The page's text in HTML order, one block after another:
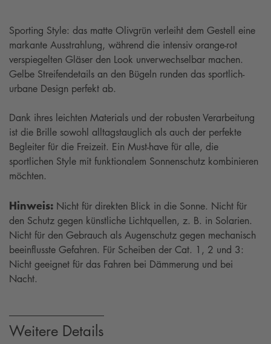
Sporting Style: das matte Olivgrün verleiht dem Gestell eine
markante Ausstrahlung, während die intensiv orange-rot
verspiegelten Gläser den Look unverwechselbar machen.
Gelbe Streifendetails an den Bügeln runden das sportlich-
urbane Design perfekt ab.
Dank ihres leichten Materials und der robusten Verarbeitung
ist die Brille sowohl alltagstauglich als auch der perfekte
Begleiter für die Freizeit. Ein Must-have für alle, die
sportlichen Style mit funktionalem Sonnenschutz kombinieren
möchten.
Hinweis: Nicht für direkten Blick in die Sonne. Nicht für
den Schutz gegen künstliche Lichtquellen, z. B. in Solarien.
Nicht für den Gebrauch als Augenschutz gegen mechanisch
beeinflusste Gefahren. Für Scheiben der Cat. 1, 2 und 3:
Nicht geeignet für das Fahren bei Dämmerung und bei
Nacht.
Weitere Details